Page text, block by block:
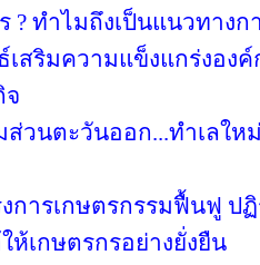
ร ? ทำไมถึงเป็นแนวทา
เสริมความแข็งแกร่งอง
จ
วนตะวันออก...ทำเลให
การเกษตรกรรมฟื้นฟู ป
ห้เกษตรกรอย่างยั่งยืน